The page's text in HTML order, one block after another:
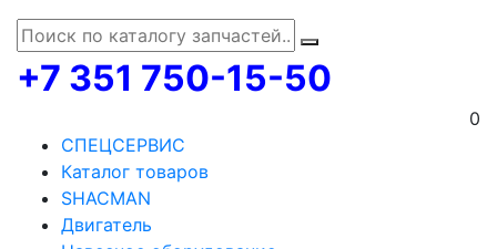
+7 351 750-15-50
0
СПЕЦСЕРВИС
Каталог товаров
SHACMAN
Двигатель